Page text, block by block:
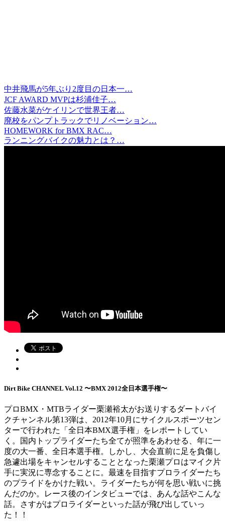
中井飛馬が5年ぶり2度目の日本一…
JCF AWARD MVPは杉浦佳子…
佐藤水菜がケイリンで世界王者…
廃校をパンプトラックでリノベーション…
HOMEWORK for BMX RAC…
ランニングバイクの魅力とは？…
Dirt Bike CHANNEL Vol.12 〜BMX 2012全日本選手権〜
プロBMX・MTBライダー栗瀬裕太がお送りするダートバイ
クチャンネル第13弾は、2012年10月にサイクルスポーツセン
ターで行われた「全日本BMX選手権」をレポートしてい
く。国内トップライダーたち全てが照準をあわせる、年に一
度の大一番、全日本選手権。しかし、大会直前に足を負傷し
急遽出場をキャンセルすることとなった栗瀬プロはマイク片
手に実況に専念することに。最速を目指すプロライダーたち
のプライドをかけた戦い。ライダーたちが何を思い戦いに挑
んだのか。レース後のインタビューでは、あんな話やこんな
話。さすがはプロライダーといった話が飛び出していっ
た！！